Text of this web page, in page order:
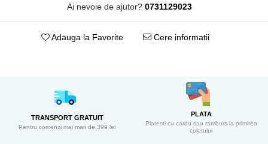
Ai nevoie de ajutor? 0731129023
Adauga la Favorite Cere informatii
TRANSPORT GRATUIT
Pentru comenzi mai mari de 399 lei
PLATA
Platesti cu cardu sau ramburs la primirea
coletului